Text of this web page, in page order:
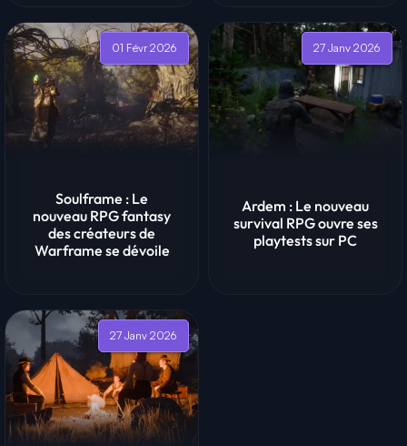
01 Févr 2026
Soulframe : Le
nouveau RPG fantasy
des créateurs de
Warframe se dévoile
27 Janv 2026
Ardem : Le nouveau
survival RPG ouvre ses
playtests sur PC
27 Janv 2026